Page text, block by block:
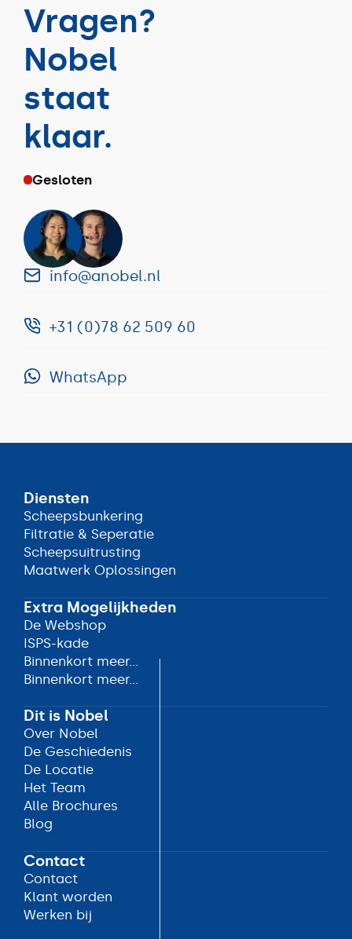
Gesloten
Vragen?
Nobel
staat
klaar.
info@anobel.nl
info@anobel.nl
+31 (0)78 62 509 60
+31
509
WhatsApp
Diensten
Scheepsbunkering
Scheepsbunkering
Filtratie & Seperatie
Filtratie & Seperatie
Scheepsuitrusting
Scheepsuitrusting
Maatwerk Oplossingen
Extra Mogelijkheden
De Webshop
De Webshop
ISPS-kade
ISPS-kade
Binnenkort meer...
Binnenkort meer...
Binnenkort meer...
Dit is Nobel
Over Nobel
Over Nobel
De Geschiedenis
De Geschiedenis
De Locatie
De Locatie
Het Team
Het Team
Alle Brochures
Blog
Contact
Contact
Contact
Klant worden
Klant worden
Werken bij